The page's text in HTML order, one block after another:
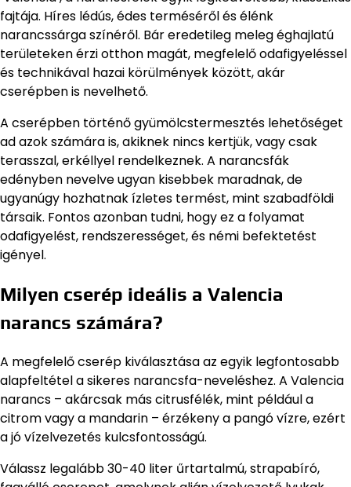
fajtája. Híres lédús, édes terméséről és élénk
narancssárga színéről. Bár eredetileg meleg éghajlatú
területeken érzi otthon magát, megfelelő odafigyeléssel
és technikával hazai körülmények között, akár
cserépben is nevelhető.
A cserépben történő gyümölcstermesztés lehetőséget
ad azok számára is, akiknek nincs kertjük, vagy csak
terasszal, erkéllyel rendelkeznek. A narancsfák
edényben nevelve ugyan kisebbek maradnak, de
ugyanúgy hozhatnak ízletes termést, mint szabadföldi
társaik. Fontos azonban tudni, hogy ez a folyamat
odafigyelést, rendszerességet, és némi befektetést
igényel.
Milyen cserép ideális a Valencia
narancs számára?
A megfelelő cserép kiválasztása az egyik legfontosabb
alapfeltétel a sikeres narancsfa-neveléshez. A Valencia
narancs – akárcsak más citrusfélék, mint például a
citrom vagy a mandarin – érzékeny a pangó vízre, ezért
a jó vízelvezetés kulcsfontosságú.
Válassz legalább 30-40 liter űrtartalmú, strapabíró,